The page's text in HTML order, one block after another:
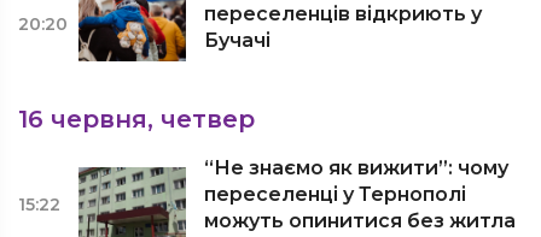
20:20
переселенців відкриють у
Бучачі
16 червня, четвер
15:22
“Не знаємо як вижити”: чому
переселенці у Тернополі
можуть опинитися без житла